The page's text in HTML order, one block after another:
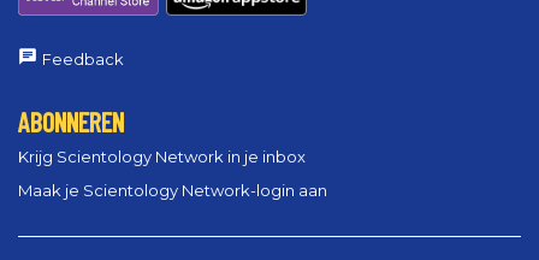
Feedback
ABONNEREN
Krijg Scientology Network in je inbox
Maak je Scientology Network-login aan